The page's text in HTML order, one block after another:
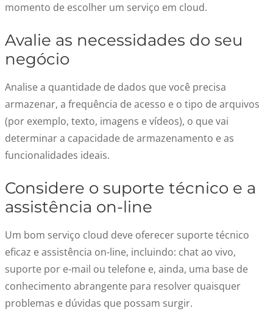
momento de escolher um serviço em cloud.
Avalie as necessidades do seu
negócio
Analise a quantidade de dados que você precisa
armazenar, a frequência de acesso e o tipo de arquivos
(por exemplo, texto, imagens e vídeos), o que vai
determinar a capacidade de armazenamento e as
funcionalidades ideais.
Considere o suporte técnico e a
assistência on-line
Um bom serviço cloud deve oferecer suporte técnico
eficaz e assistência on-line, incluindo: chat ao vivo,
suporte por e-mail ou telefone e, ainda, uma base de
conhecimento abrangente para resolver quaisquer
problemas e dúvidas que possam surgir.